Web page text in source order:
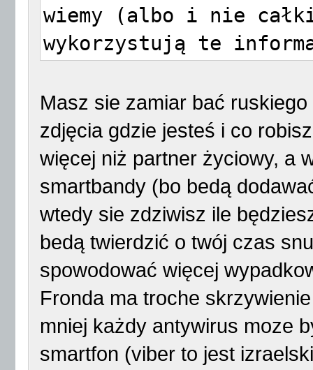
wiemy (albo i nie
wykorzystują te
Instaluję sobie
Rozumuję tak: Fronda
żydowsko-
program o
Amerykanom nie udało
spywar'ów.
Masz sie zamiar bać
zdjęcia gdzie jesteś i co
więcej niż partner życiowy, a
smartbandy (bo bedą
wtedy sie zdziwisz ile
bedą twierdzić o twój czas
spowodować więcej
Fronda ma troche
mniej każdy antywirus moze
smartfon (viber to jest